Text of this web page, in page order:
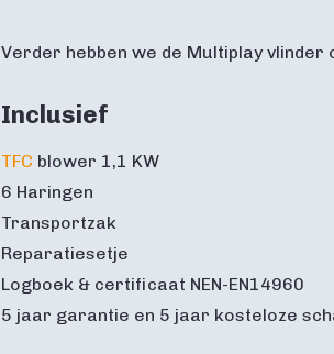
Verder hebben we de Multiplay
Inclusief
TFC blower 1,1 KW
6 Haringen
Transportzak
Reparatiesetje
Logboek & certificaat NEN-EN14960
5 jaar garantie en 5 jaar kosteloze